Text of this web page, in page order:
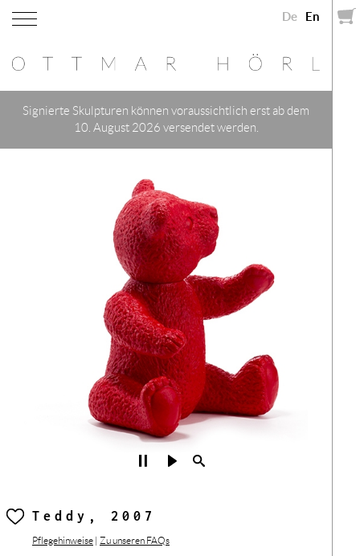
De En
Signierte Skulpturen können voraussichtlich erst ab dem
10. August 2026 versendet werden.
Teddy, 2007
Pflegehinweise | Zu unseren FAQs